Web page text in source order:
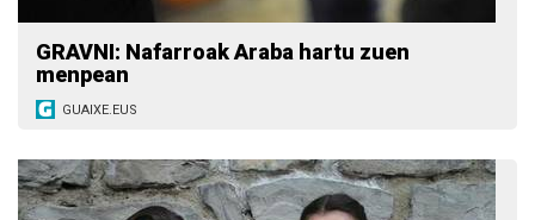
GRAVNI: Nafarroak Araba hartu zuen
menpean
GUAIXE.EUS